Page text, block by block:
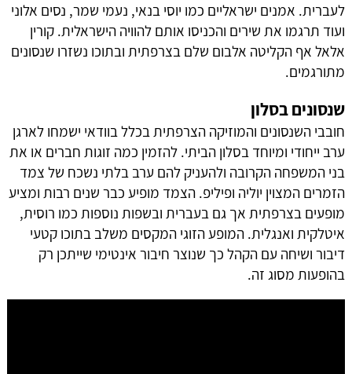
לעברית. אמנים ישראליים כמו יוסי בנאי, נעמי שמר, נסים אלוני
ועוד תרגמו את שירים והכניסו אותם להוויה הישראלית. קורין
אלאל אף הקליטה אלבום שלם בצרפתית ובתוכו נשזרו שנסונים
מתורגמים.
שנסונים בסלון
חובבי השנסונים והמוזיקה הצרפתית בכלל בוודאי ישמחו לארגן
ערב ייחודי ומיוחד בסלון הביתי. להזמין כמה זוגות חברים או את
בני המשפחה הקרובה ולהעניק להם ערב בלתי נשכח של צמד
הזמרים המצוין יוליה ופיליפ. הצמד מופיע כבר שנים רבות ומציע
מופעים בצרפתית אך גם בעברית ובשפות נוספות כמו רוסית,
איטלקית ואנגלית. המופע הזוגי המקסים משלב בתוכו קטעי
דיבור ושיחה עם הקהל כך שנוצר חיבור אינטימי שייתכן רק
בהופעות מסוג זה.